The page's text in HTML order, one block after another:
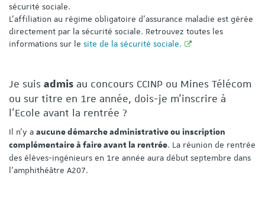
sécurité sociale.
L'affiliation au régime obligatoire d’assurance maladie est gérée
directement par la sécurité sociale. Retrouvez toutes les
informations sur le site de la sécurité sociale.
Je suis admis au concours CCINP ou Mines Télécom
ou sur titre en 1re année, dois-je m'inscrire à
l'Ecole avant la rentrée ?
Il n’y a aucune démarche administrative ou inscription
complémentaire à faire avant la rentrée. La réunion de rentrée
des élèves-ingénieurs en 1re année aura début septembre dans
l'amphithéâtre A207.